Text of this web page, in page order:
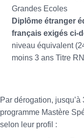
Grandes Ecoles
Diplôme étranger
français exigés ci-
niveau équivalent
moins 3 ans Titre
Par dérogation,
programme Mastère
selon leur profil :